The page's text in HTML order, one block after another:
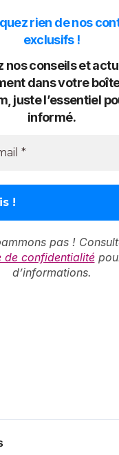
rien de nos
exclusifs !
nos conseils et
dans votre
juste l’essentiel
informé.
pas !
de confidentialité
d’informations.